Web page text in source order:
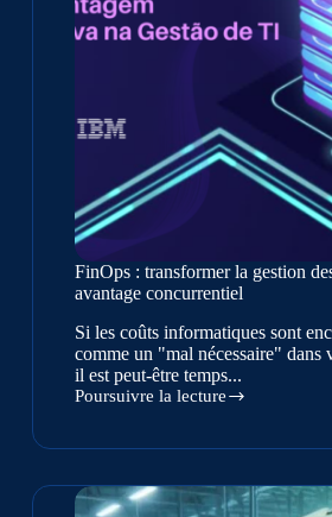
FinOps : transformer la gestion
avantage concurrentiel
Si les coûts informatiques sont
comme un "mal nécessaire" dans
il est peut-être temps...
Poursuivre la lecture
FinOps
transformer
gestion
des